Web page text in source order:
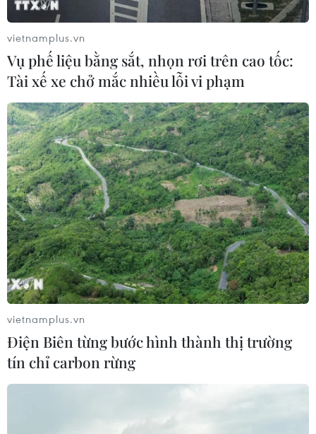
Tổng Biên tập: TRẦN TIẾN DUẨN
Phó Tổng Biên tập: NGUYỄN THỊ TÁM, KHÚC THANH
THỦY
Sở hữu trí tuệ
Quy định sử dụng
RSS
Hỗ trợ
Ngôn ngữ
TTXVN
Dịch vụ tin
Quảng cáo
Liên hệ
vietnamplus.vn
Vụ phế liệu bằng sắt, nhọn rơi trên cao tốc:
Tài xế xe chở mắc nhiều lỗi vi phạm
vietnamplus.vn
Điện Biên từng bước hình thành thị trường
tín chỉ carbon rừng